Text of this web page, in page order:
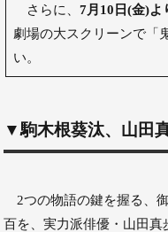
さらに、 7月10日(金)よ
劇場の大スクリーンで「
い。
▼駒木根葵汰、山田
2つの物語の鍵を握る、
百を、実力派俳優・山田